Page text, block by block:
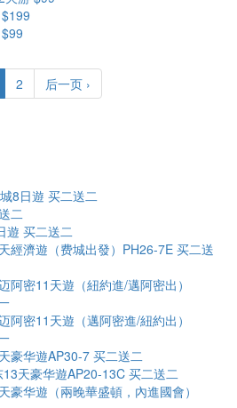
2 后一页 ›
8日遊 买二送二
二
遊 买二送二
經濟遊（费城出發）PH26-7E 买二送
阿密11天遊（紐約進/邁阿密出）
阿密11天遊（邁阿密進/紐約出）
豪华遊AP30-7 买二送二
天豪华遊AP20-13C 买二送二
豪华遊（兩晚華盛頓，內進國會）